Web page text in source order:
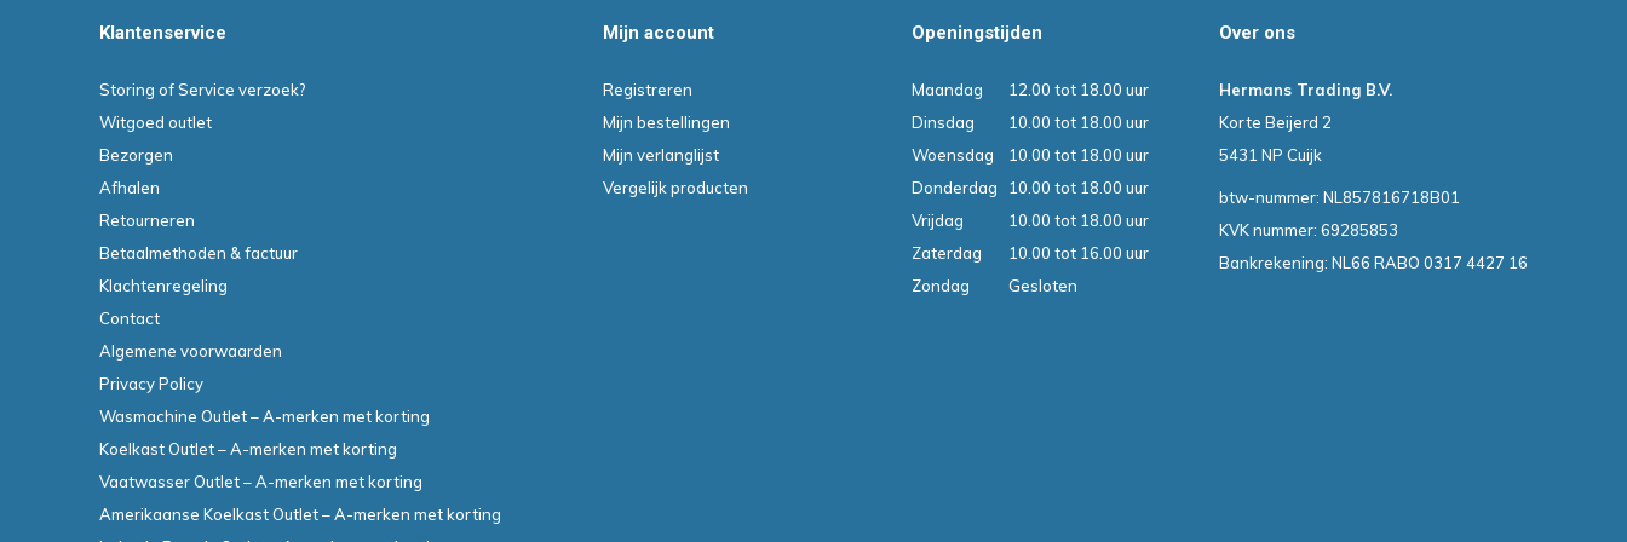
Klantenservice
Storing of Service verzoek?
Witgoed outlet
Bezorgen
Afhalen
Retourneren
Betaalmethoden & factuur
Klachtenregeling
Contact
Algemene voorwaarden
Privacy Policy
Wasmachine Outlet – A-merken met korting
Koelkast Outlet – A-merken met korting
Vaatwasser Outlet – A-merken met korting
Amerikaanse Koelkast Outlet – A-merken met korting
Mijn account
Registreren
Mijn bestellingen
Mijn verlanglijst
Vergelijk producten
Openingstijden
Maandag
12.00 tot 18.00 uur
Dinsdag
10.00 tot 18.00 uur
Woensdag
10.00 tot 18.00 uur
Donderdag
10.00 tot 18.00 uur
Vrijdag
10.00 tot 18.00 uur
Zaterdag
10.00 tot 16.00 uur
Zondag
Gesloten
Over ons
Hermans Trading B.V.
Korte Beijerd 2
5431 NP Cuijk
btw-nummer: NL857816718B01
KVK nummer: 69285853
Bankrekening: NL66 RABO 0317 4427 16